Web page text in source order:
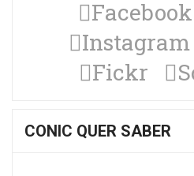
Facebook
Instagram
Fickr
CONIC QUER SABER